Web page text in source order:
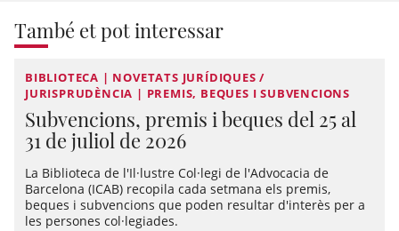
També et pot interessar
BIBLIOTECA | NOVETATS JURÍDIQUES /
JURISPRUDÈNCIA | PREMIS, BEQUES I SUBVENCIONS
Subvencions, premis i beques del 25 al
31 de juliol de 2026
La Biblioteca de l'Il·lustre Col·legi de l'Advocacia de
Barcelona (ICAB) recopila cada setmana els premis,
beques i subvencions que poden resultar d'interès per a
les persones col·legiades.